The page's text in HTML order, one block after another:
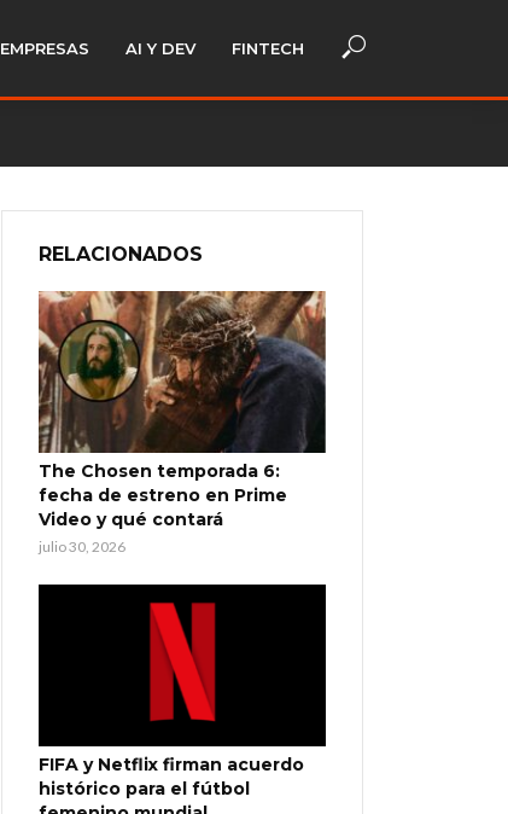
EMPRESAS AI Y DEV FINTECH
RELACIONADOS
The Chosen temporada 6:
fecha de estreno en Prime
Video y qué contará
julio 30, 2026
FIFA y Netflix firman acuerdo
histórico para el fútbol